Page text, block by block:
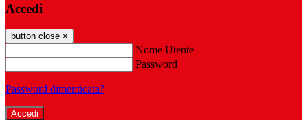
Accedi
button close ×
Nome Utente
Password
Password dimenticata?